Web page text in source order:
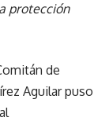
protección
de
Aguilar puso